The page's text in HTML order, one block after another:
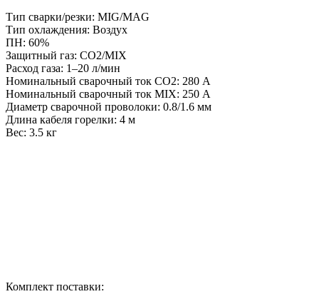
Тип сварки/резки: MIG/MAG
Тип охлаждения: Воздух
ПН: 60%
Защитный газ: CO2/MIX
Расход газа: 1–20 л/мин
Номинальный сварочный ток CO2: 280 А
Номинальный сварочный ток MIX: 250 А
Диаметр сварочной проволоки: 0.8/1.6 мм
Длина кабеля горелки: 4 м
Вес: 3.5 кг
Комплект поставки: